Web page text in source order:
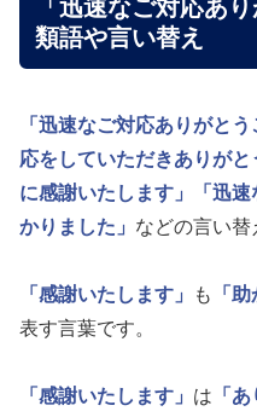
「迅速なご対応あ
類語や言い替え
「迅速なご対応ありがとう
応をしていただきありがと
に感謝いたします」
「迅
かりました」 などの言い替
「感謝いたします」 も 「
表す言葉です。
「感謝いたします」 は 「